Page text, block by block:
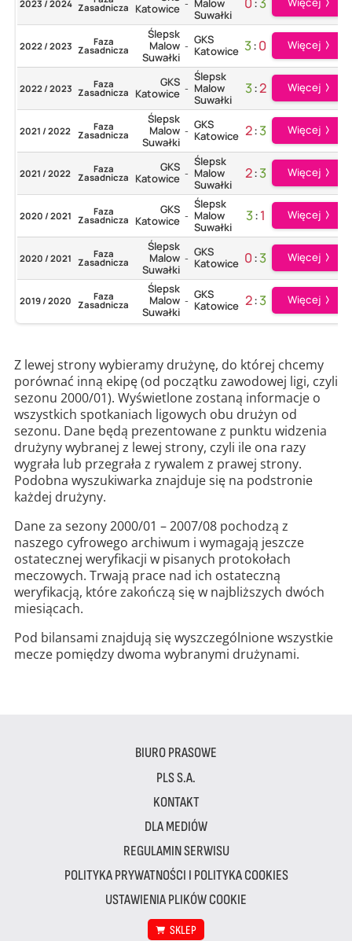
2023 / 2024 Zasadnicza
Katowice -
Malow
Suwałki
2022 / 2023 Faza
Zasadnicza
Ślepsk
Malow
Suwałki
- GKS
Katowice 3:0 Więcej
2022 / 2023 Faza
Zasadnicza
GKS
Katowice -
Ślepsk
Malow
Suwałki
3:2 Więcej
2021 / 2022 Faza
Zasadnicza
Ślepsk
Malow
Suwałki
- GKS
Katowice 2:3 Więcej
2021 / 2022 Faza
Zasadnicza
GKS
Katowice -
Ślepsk
Malow
Suwałki
2:3 Więcej
2020 / 2021 Faza
Zasadnicza
GKS
Katowice -
Ślepsk
Malow
Suwałki
3:1 Więcej
2020 / 2021 Faza
Zasadnicza
Ślepsk
Malow
Suwałki
- GKS
Katowice 0:3 Więcej
2019 / 2020 Faza
Zasadnicza
Ślepsk
Malow
Suwałki
- GKS
Katowice 2:3 Więcej
Z lewej strony wybieramy drużynę, do której chcemy
porównać inną ekipę (od początku zawodowej ligi, czyli
sezonu 2000/01). Wyświetlone zostaną informacje o
wszystkich spotkaniach ligowych obu drużyn od
sezonu. Dane będą prezentowane z punktu widzenia
drużyny wybranej z lewej strony, czyli ile ona razy
wygrała lub przegrała z rywalem z prawej strony.
Podobna wyszukiwarka znajduje się na podstronie
każdej drużyny.
Dane za sezony 2000/01 – 2007/08 pochodzą z
naszego cyfrowego archiwum i wymagają jeszcze
ostatecznej weryfikacji w pisanych protokołach
meczowych. Trwają prace nad ich ostateczną
weryfikacją, które zakończą się w najbliższych dwóch
miesiącach.
Pod bilansami znajdują się wyszczególnione wszystkie
mecze pomiędzy dwoma wybranymi drużynami.
BIURO PRASOWE
PLS S.A.
KONTAKT
DLA MEDIÓW
REGULAMIN SERWISU
POLITYKA PRYWATNOŚCI I POLITYKA COOKIES
USTAWIENIA PLIKÓW COOKIE
SKLEP